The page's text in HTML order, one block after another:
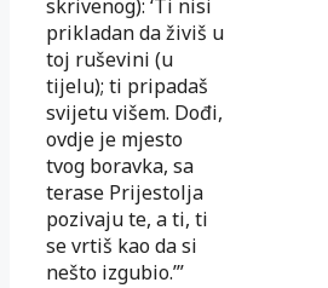
skrivenog): ‘Ti nisi
prikladan da živiš u
toj ruševini (u
tijelu); ti pripadaš
svijetu višem. Dođi,
ovdje je mjesto
tvog boravka, sa
terase Prijestolja
pozivaju te, a ti, ti
se vrtiš kao da si
nešto izgubio.’”